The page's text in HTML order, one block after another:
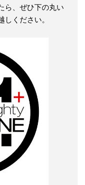
ら、ぜひ下の丸い
ください。